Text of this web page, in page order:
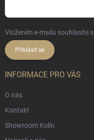
Vložením e-mailu souhlasíte s
Přihlásit se
INFORMACE PRO VÁS
O nás
Kontakt
Showroom Kolín